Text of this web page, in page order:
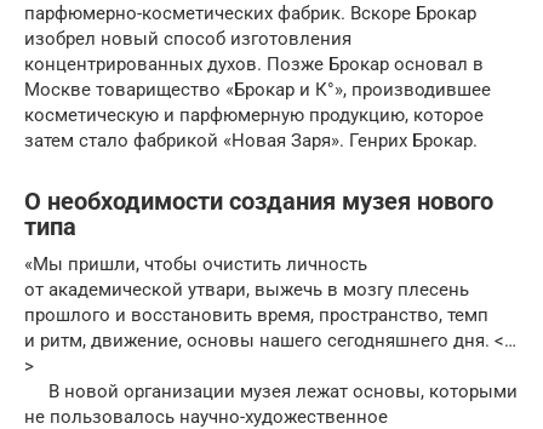
парфюмерно-косметических фабрик. Вскоре Брокар
изобрел новый способ изготовления
концентрированных духов. Позже Брокар основал в
Москве товарищество «Брокар и К°», производившее
косметическую и парфюмерную продукцию, которое
затем стало фабрикой «Новая Заря». Генрих Брокар.
О необходимости создания музея нового
типа
«Мы пришли, чтобы очистить личность
от академической утвари, выжечь в мозгу плесень
прошлого и восстановить время, пространство, темп
и ритм, движение, основы нашего сегодняшнего дня. <…
>
В новой организации музея лежат основы, которыми
не пользовалось научно-художе­ственное